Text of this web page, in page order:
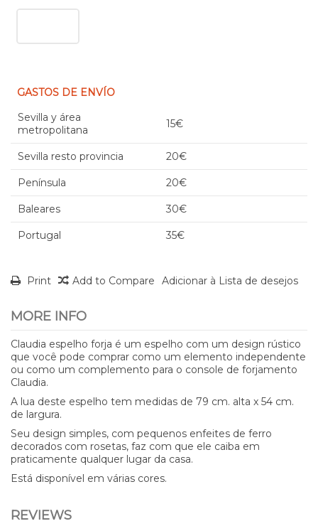
GASTOS DE ENVÍO
Sevilla y área
metropolitana
15€
Sevilla resto provincia 20€
Península 20€
Baleares 30€
Portugal 35€
Print Add to Compare Adicionar à Lista de desejos
MORE INFO
Claudia espelho forja é um espelho com um design rústico
que você pode comprar como um elemento independente
ou como um complemento para o console de forjamento
Claudia.
A lua deste espelho tem medidas de 79 cm. alta x 54 cm.
de largura.
Seu design simples, com pequenos enfeites de ferro
decorados com rosetas, faz com que ele caiba em
praticamente qualquer lugar da casa.
Está disponível em várias cores.
REVIEWS